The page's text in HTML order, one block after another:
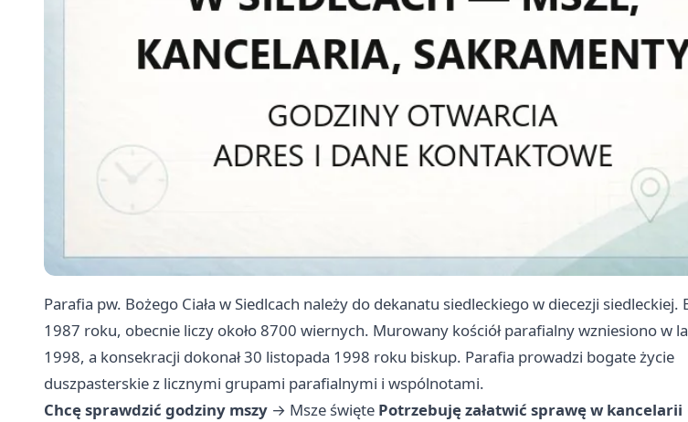
Parafia pw. Bożego Ciała w Siedlcach należy do dekanatu siedleckiego w diecezji siedleckiej.
1987 roku, obecnie liczy około 8700 wiernych. Murowany kościół parafialny wzniesiono w
1998, a konsekracji dokonał 30 listopada 1998 roku biskup. Parafia prowadzi bogate życie
duszpasterskie z licznymi grupami parafialnymi i wspólnotami.
Chcę sprawdzić godziny mszy → Msze święte Potrzebuję załatwić sprawę w kancelarii